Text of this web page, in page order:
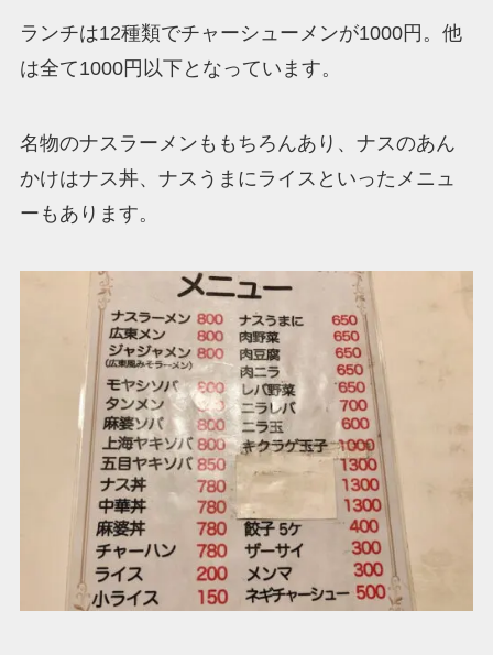
ランチは12種類でチャーシューメンが1000円。他
は全て1000円以下となっています。
名物のナスラーメンももちろんあり、ナスのあん
かけはナス丼、ナスうまにライスといったメニュ
ーもあります。